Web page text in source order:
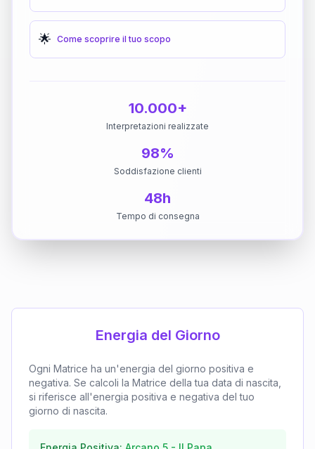
🌟 Come scoprire il tuo scopo
10.000+
Interpretazioni realizzate
98%
Soddisfazione clienti
48h
Tempo di consegna
Energia del Giorno
Ogni Matrice ha un'energia del giorno positiva e
negativa. Se calcoli la Matrice della tua data di nascita,
si riferisce all'energia positiva e negativa del tuo
giorno di nascita.